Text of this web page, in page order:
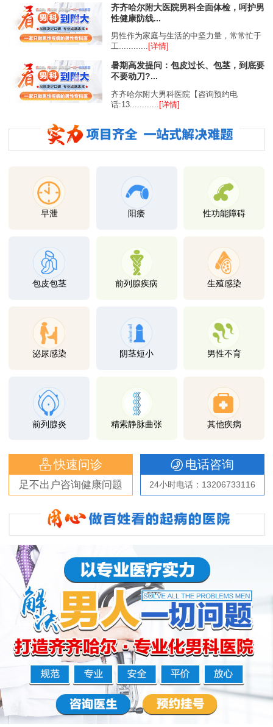
齐齐哈尔附大医院男科全面体检，呵护男
性健康防线...
男性作为家庭与生活的中坚力量，常常忙于
工............ [详情]
暑期高发提问：包皮过长、包茎，到底要
不要动刀?...
齐齐哈尔附大男科医院【咨询预约电
话:13............
[详情]
早泄 阳痿 性功能障碍
包皮包茎 前列腺疾病 生殖感染
泌尿感染 阴茎短小 男性不育
前列腺炎 精索静脉曲张 其他疾病
快速问诊
足不出户咨询健康问题
电话咨询
24小时电话：13206733116